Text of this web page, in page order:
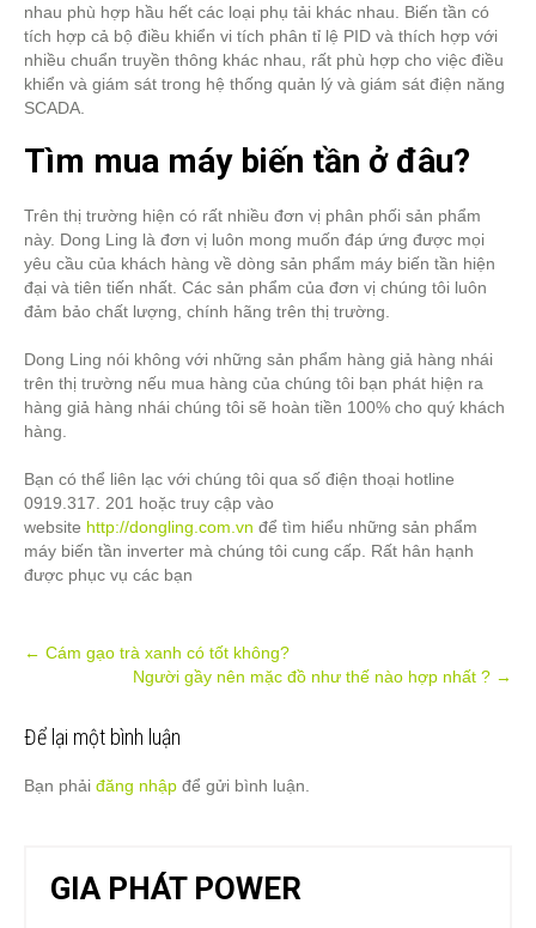
nhau phù hợp hầu hết các loại phụ tải khác nhau. Biến tần có
tích hợp cả bộ điều khiển vi tích phân tỉ lệ PID và thích hợp với
nhiều chuẩn truyền thông khác nhau, rất phù hợp cho việc điều
khiển và giám sát trong hệ thống quản lý và giám sát điện năng
SCADA.
Tìm mua máy biến tần ở đâu?
Trên thị trường hiện có rất nhiều đơn vị phân phối sản phẩm
này. Dong Ling là đơn vị luôn mong muốn đáp ứng được mọi
yêu cầu của khách hàng về dòng sản phẩm máy biến tần hiện
đại và tiên tiến nhất. Các sản phẩm của đơn vị chúng tôi luôn
đảm bảo chất lượng, chính hãng trên thị trường.
Dong Ling nói không với những sản phẩm hàng giả hàng nhái
trên thị trường nếu mua hàng của chúng tôi bạn phát hiện ra
hàng giả hàng nhái chúng tôi sẽ hoàn tiền 100% cho quý khách
hàng.
Bạn có thể liên lạc với chúng tôi qua số điện thoại hotline
0919.317. 201 hoặc truy cập vào
website http://dongling.com.vn để tìm hiểu những sản phẩm
máy biến tần inverter mà chúng tôi cung cấp. Rất hân hạnh
được phục vụ các bạn
Post
← Cám gạo trà xanh có tốt không?
Người gầy nên mặc đồ như thế nào hợp nhất ? →
Để lại một bình luận
Bạn phải đăng nhập để gửi bình luận.
GIA PHÁT POWER